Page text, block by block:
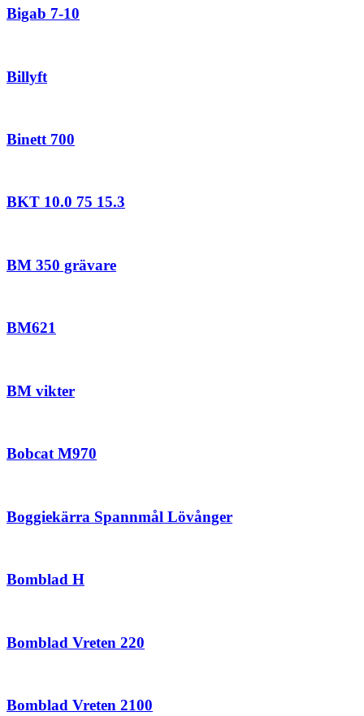
Bigab 7-10
Billyft
Binett 700
BKT 10.0 75 15.3
BM 350 grävare
BM621
BM vikter
Bobcat M970
Boggiekärra Spannmål Lövånger
Bomblad H
Bomblad Vreten 220
Bomblad Vreten 2100